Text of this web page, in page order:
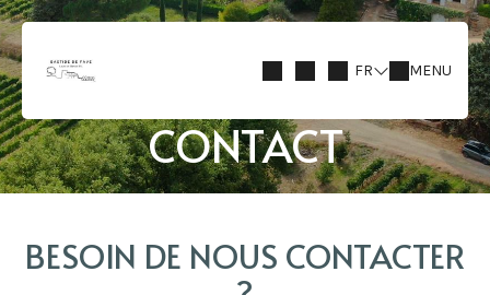
FR MENU
CONTACT
BESOIN DE NOUS CONTACTER